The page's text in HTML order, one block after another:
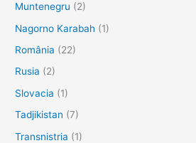
Muntenegru (2)
Nagorno Karabah (1)
România (22)
Rusia (2)
Slovacia (1)
Tadjikistan (7)
Transnistria (1)